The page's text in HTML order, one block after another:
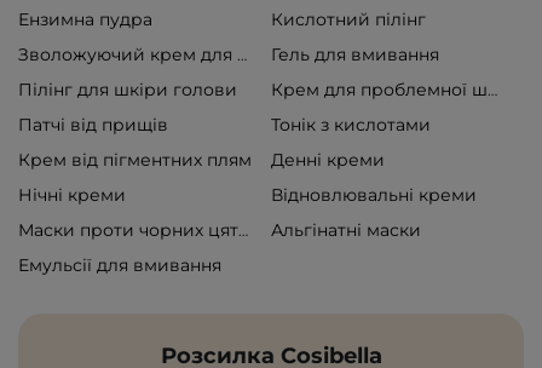
Ензимна пудра Кислотний пілінг
Зволожуючий крем для обличчя
Гель для вмивання
Пілінг для шкіри голови
Крем для проблемної шкіри
Патчі від прищів
Тонік з кислотами
Крем від пігментних плям
Денні креми
Нічні креми
Відновлювальні креми
Маски проти чорних цяток
Альгінатні маски
Емульсії для вмивання
Розсилка Cosibella